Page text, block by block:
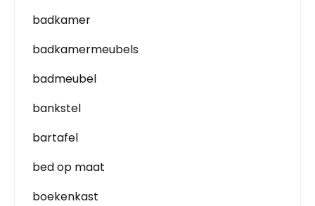
badkamer
badkamermeubels
badmeubel
bankstel
bartafel
bed op maat
boekenkast